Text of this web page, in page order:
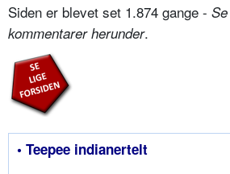
Siden er blevet set 1.874 gange -
kommentarer herunder.
• Teepee indianertelt